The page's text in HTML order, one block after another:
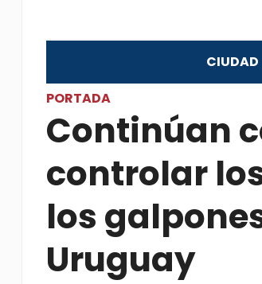
CIUDAD
PORTADA
Continúan
controlar
los
Uruguay